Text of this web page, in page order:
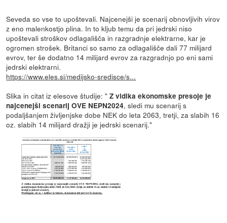
Seveda so vse to upoštevali. Najcenejši je scenarij obnovljivih virov
z eno malenkostjo plina. In to kljub temu da pri jedrski niso
upoštevali stroškov odlagališča in razgradnje elektrarne, kar je
ogromen strošek. Britanci so samo za odlagališče dali 77 milijard
evrov, ter še dodatno 14 milijard evrov za razgradnjo po eni sami
jedrski elektrarni.
https://www.eles.si/medijsko-sredisce/s...
Slika in citat iz elesove študije: " Z vidika ekonomske presoje je
najcenejši scenarij OVE NEPN2024, sledi mu scenarij s
podaljšanjem življenjske dobe NEK do leta 2063, tretji, za slabih 16
oz. slabih 14 milijard dražji je jedrski scenarij."